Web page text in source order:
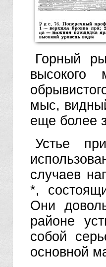
Горный
высокого
мыс,
еще более
Устье
случаев
*,
Они
районе
собой
основной